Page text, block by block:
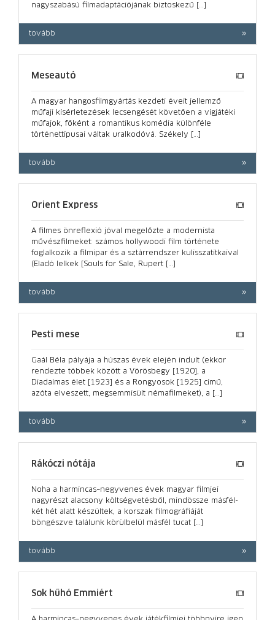
nagyszabású filmadaptációjának biztoskezű […]
tovább
Meseautó
A magyar hangosfilmgyártás kezdeti éveit jellemző
műfaji kísérletezések lecsengését követően a vígjátéki
műfajok, főként a romantikus komédia különféle
történettípusai váltak uralkodóvá. Székely […]
tovább
Orient Express
A filmes önreflexió jóval megelőzte a modernista
művészfilmeket: számos holly­woodi film története
foglalkozik a filmipar és a sztárrendszer kulisszatitkaival
(Eladó lelkek [Souls for Sale, Rupert […]
tovább
Pesti mese
Gaál Béla pályája a húszas évek elején indult (ekkor
rendezte többek között a Vörösbegy [1920], a
Diadalmas élet [1923] és a Rongyosok [1925] című,
azóta elveszett, megsemmisült némafilmeket), a […]
tovább
Rákóczi nótája
Noha a harmincas–negyvenes évek magyar filmjei
nagyrészt alacsony költségvetésből, mindössze másfél-
két hét alatt készültek, a korszak filmográfiáját
böngészve találunk körülbelül másfél tucat […]
tovább
Sok hűhó Emmiért